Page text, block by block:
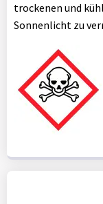
trockenen und
Sonnenlicht zu